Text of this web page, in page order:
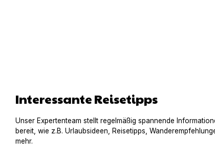
Interessante Reisetipps
Unser Expertenteam stellt regelmäßig spannende
bereit, wie z.B. Urlaubsideen, Reisetipps,
mehr.